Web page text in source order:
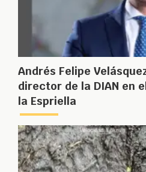
Andrés Felipe
director de la DIAN en
la Espriella